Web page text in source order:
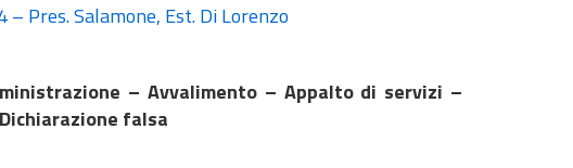
– Pres. Salamone, Est. Di Lorenzo
– Avvalimento – Appalto di servizi –
falsa